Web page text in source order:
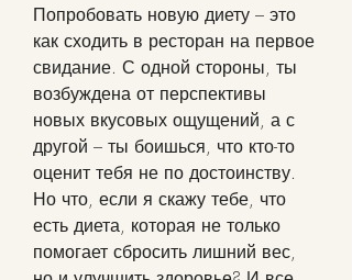
Попробовать новую диету – это
как сходить в ресторан на первое
свидание. С одной стороны, ты
возбуждена от перспективы
новых вкусовых ощущений, а с
другой – ты боишься, что кто-то
оценит тебя не по достоинству.
Но что, если я скажу тебе, что
есть диета, которая не только
помогает сбросить лишний вес,